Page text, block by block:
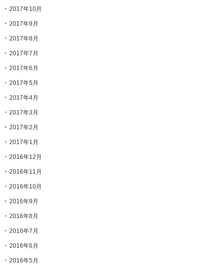
2017年10月
2017年9月
2017年8月
2017年7月
2017年6月
2017年5月
2017年4月
2017年3月
2017年2月
2017年1月
2016年12月
2016年11月
2016年10月
2016年9月
2016年8月
2016年7月
2016年6月
2016年5月